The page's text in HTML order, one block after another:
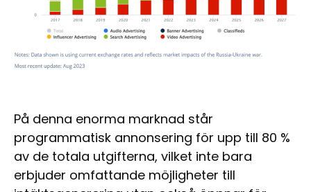
På denna enorma marknad står
programmatisk annonsering för upp till 80 %
av de totala utgifterna, vilket inte bara
erbjuder omfattande möjligheter till